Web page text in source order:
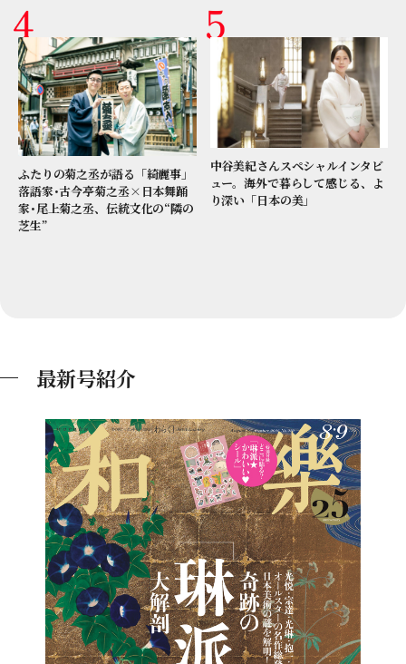
ふたりの菊之丞が語る「綺麗事」
落語家･古今亭菊之丞×日本舞踊
家･尾上菊之丞、伝統文化の“隣の
芝生”
中谷美紀さんスペシャルインタビ
ュー。海外で暮らして感じる、よ
り深い「日本の美」
最新号紹介